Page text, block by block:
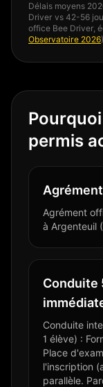
Délais moyens
Driver vs 42-56
office Bee Driver,
Observatoire 2026
permis
Agrément
à Argenteuil
Conduite
Conduite
1 élève) :
Place
l'inscription
parallèle.